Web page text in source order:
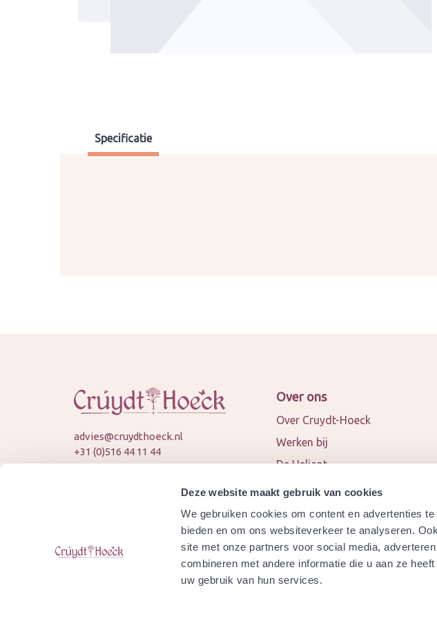
Deze website maakt gebruik van cookies
We gebruiken cookies om content en advertenties
bieden en om ons websiteverkeer te analyseren.
site met onze partners voor social media,
combineren met andere informatie die u aan ze
uw gebruik van hun services.
Specificatie
advies@cruydthoeck.nl
+31 (0)516 44 11 44
Over ons
Over Cruydt-Hoeck
Werken bij
De Heliant
Nieuws en blogs
Contact
Samenwerkingspartners
Agenda
Is Cruydt-Hoeck biologisch